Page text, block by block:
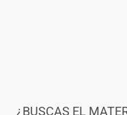
¿BUSCAS EL